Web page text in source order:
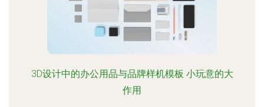
3D设计中的办公用品与品牌样机模板 小玩意的大
作用